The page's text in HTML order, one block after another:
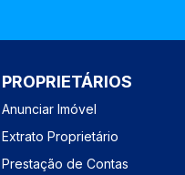
PROPRIETÁRIOS
Anunciar Imóvel
Extrato Proprietário
Prestação de Contas